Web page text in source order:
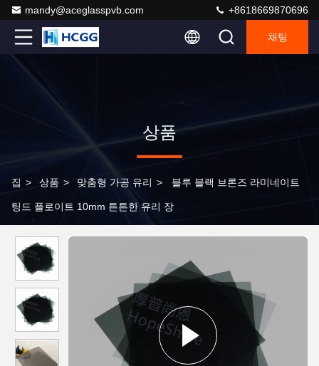
mandy@aceglasspvb.com +8618669870696
채팅
상품
집 > 상품 > 맞춤형 가공 유리 > 블루 블랙 브론즈 라미네이트
팅드 플로이트 10mm 튼튼한 유리 장